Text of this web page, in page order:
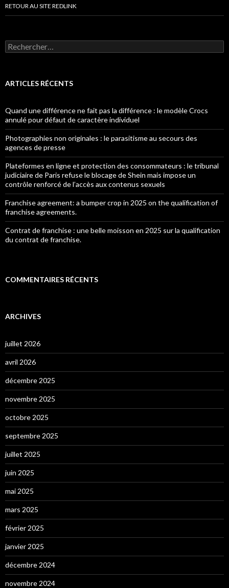
RETOUR AU SITE REDLINK
Rechercher :
ARTICLES RÉCENTS
Quand une différence ne fait pas la différence : le modèle Crocs
annulé pour défaut de caractère individuel
Photographies non originales : le parasitisme au secours des
agences de presse
Plateformes en ligne et protection des consommateurs : le tribunal
judiciaire de Paris refuse le blocage de Shein mais impose un
contrôle renforcé de l’accès aux contenus sexuels
Franchise agreement: a bumper crop in 2025 on the qualification of
franchise agreements.
Contrat de franchise : une belle moisson en 2025 sur la qualification
du contrat de franchise.
COMMENTAIRES RÉCENTS
ARCHIVES
juillet 2026
avril 2026
décembre 2025
novembre 2025
octobre 2025
septembre 2025
juillet 2025
juin 2025
mai 2025
mars 2025
février 2025
janvier 2025
décembre 2024
novembre 2024